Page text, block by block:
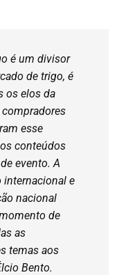
é um divisor
de trigo, é
os elos da
esse
conteúdos
evento. A
e
nacional
de
as
temas aos
Bento.